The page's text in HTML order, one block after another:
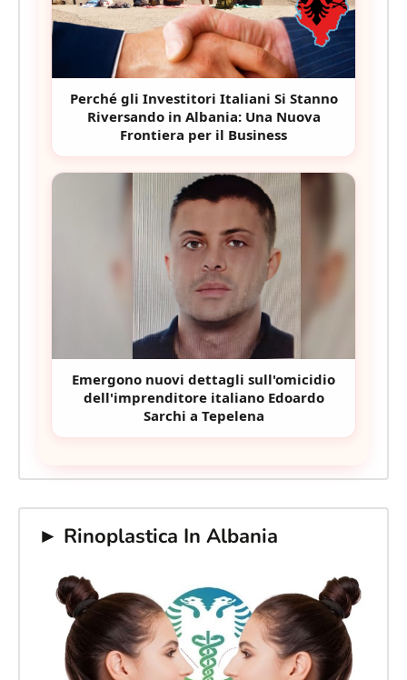
Perché gli Investitori Italiani Si Stanno
Riversando in Albania: Una Nuova
Frontiera per il Business
Emergono nuovi dettagli sull'omicidio
dell'imprenditore italiano Edoardo
Sarchi a Tepelena
► Rinoplastica In Albania